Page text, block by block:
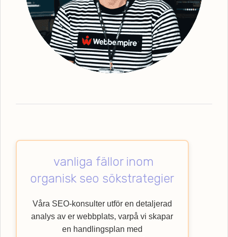
den övergripande platsbaserade
synligheten. Vi ser till att erbjuda den mest
effektivaorganiska SEO-tjänsten, oavsett
vilka lösningar du behöver. Webbempire
optimerar er digitala marknadsföring så att
din verksamhet står som ledande i SE-
med att lyfta din verksamhet till nya höjder
genom att nyttja vår specialistkompetens
inom SEO. Upptäck hur Webbempire kan
förbättra din webbplats ranking och nå ut till
en bredare kundkrets med vår
SEO
vanliga fällor inom
organisk seo sökstrategier
Våra SEO-konsulter utför en detaljerad
analys av er webbplats, varpå vi skapar
en handlingsplan med